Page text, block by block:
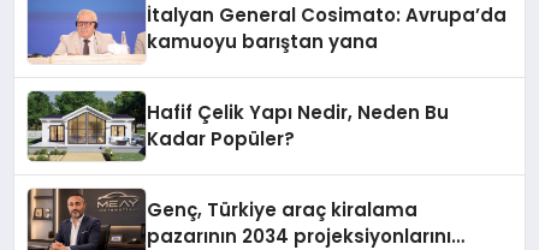
İtalyan General Cosimato: Avrupa’da
kamuoyu barıştan yana
Hafif Çelik Yapı Nedir, Neden Bu
Kadar Popüler?
Genç, Türkiye araç kiralama
pazarının 2034 projeksiyonlarını